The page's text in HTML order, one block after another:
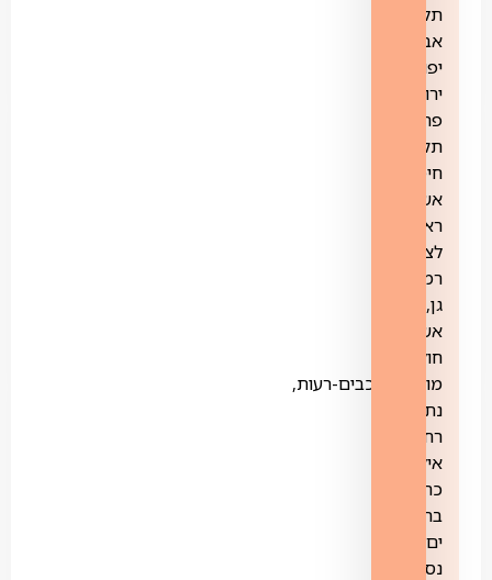
תל
אביב
יפו,
ירושלים,
פתח
תקווה,
חיפה,
אשקלון,
ראשון
לציון,
רמת
גן,
אשדוד,
חולון,
מודיעין-מכבים-רעות,
נתניה,
רחובות,
אילת,
כרמיאל,
בת
ים,
נס